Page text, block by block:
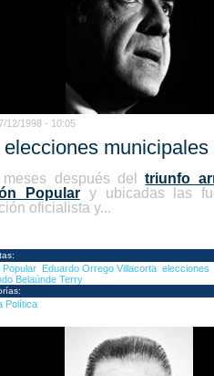
12/1998 - 10:05
elecciones municipales
meses después deltriunfo
Populary ubicadas las
oficialista y...
Popular Eduardo Orrego Villacorta elecciones
Belaúnde Terry
Política